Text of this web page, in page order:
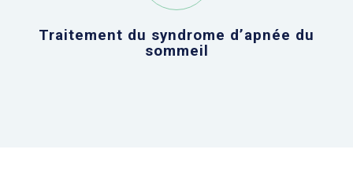
Traitement du syndrome d’apnée du
sommeil